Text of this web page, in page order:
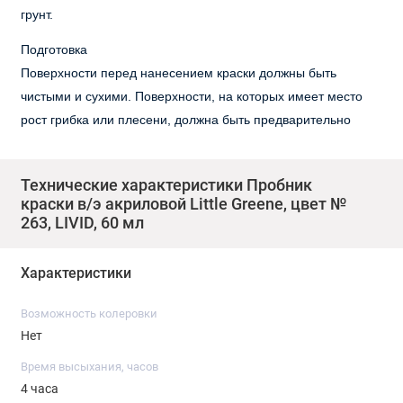
грунт.
Подготовка
Поверхности перед нанесением краски должны быть
чистыми и сухими. Поверхности, на которых имеет место
рост грибка или плесени, должна быть предварительно
обработаны стабилизационным составом. Поверхности,
ранее крашеные эмалями, должны быть обработаны
Хорошо размешайте краску. Краска готова для нанесения
кистью, валиком или безвоздушным распылителем. На
пористых поверхностях добавьте 5% воды. На очень
пористых поверхностях для лучшего проникновения в
Технические характеристики Пробник
краски в/э акриловой Little Greene, цвет №
263, LIVID, 60 мл
Характеристики
Возможность колеровки
Нет
Время высыхания, часов
4 часа